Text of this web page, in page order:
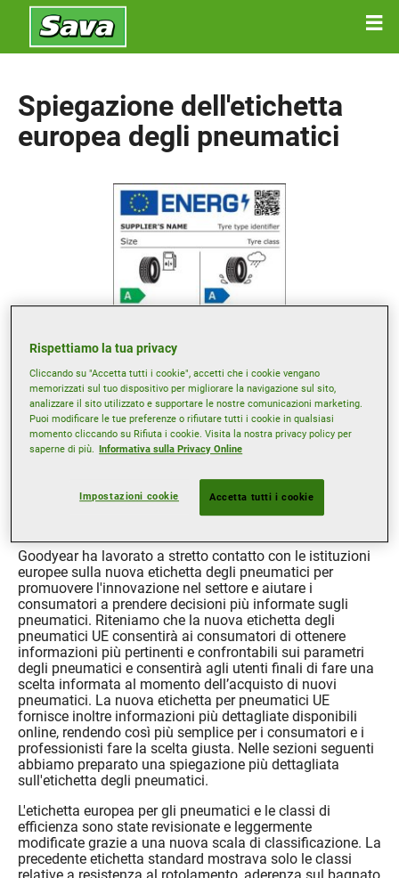
Spiegazione dell'etichetta
europea degli pneumatici
2020/740 che modifica la modalità di etichettatura degli
pneumatici. Scopri di più sul significato dell'etichetta
Goodyear ha lavorato a stretto contatto con le istituzioni
europee sulla nuova etichetta degli pneumatici per
promuovere l'innovazione nel settore e aiutare i
consumatori a prendere decisioni più informate sugli
pneumatici. Riteniamo che la nuova etichetta degli
pneumatici UE consentirà ai consumatori di ottenere
informazioni più pertinenti e confrontabili sui parametri
degli pneumatici e consentirà agli utenti finali di fare una
scelta informata al momento dell’acquisto di nuovi
pneumatici. La nuova etichetta per pneumatici UE
fornisce inoltre informazioni più dettagliate disponibili
online, rendendo così più semplice per i consumatori e i
professionisti fare la scelta giusta. Nelle sezioni seguenti
abbiamo preparato una spiegazione più dettagliata
sull'etichetta degli pneumatici.
L'etichetta europea per gli pneumatici e le classi di
efficienza sono state revisionate e leggermente
modificate grazie a una nuova scala di classificazione. La
precedente etichetta standard mostrava solo le classi
Rispettiamo la tua privacy
Cliccando su "Accetta tutti i cookie", accetti che i cookie vengano
memorizzati sul tuo dispositivo per migliorare la navigazione sul sito,
analizzare il sito utilizzato e supportare le nostre comunicazioni marketing.
Puoi modificare le tue preferenze o rifiutare tutti i cookie in qualsiasi
momento cliccando su Rifiuta i cookie. Visita la nostra privacy policy per
saperne di più. Informativa sulla Privacy Online
Impostazioni cookie Accetta tutti i cookie